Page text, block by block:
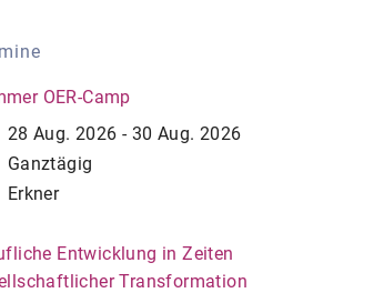
OER-Camp
28 Aug. 2026 - 30 Aug. 2026
Ganztägig
Erkner
Entwicklung in Zeiten
Transformation